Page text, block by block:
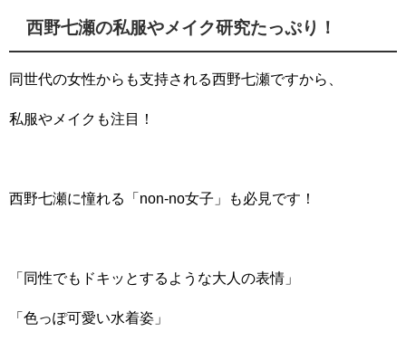
西野七瀬の私服やメイク研究たっぷり！
同世代の女性からも支持される西野七瀬ですから、
私服やメイクも注目！
西野七瀬に憧れる「non-no女子」も必見です！
「同性でもドキッとするような大人の表情」
「色っぽ可愛い水着姿」